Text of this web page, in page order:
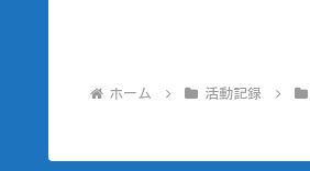
ホーム 活動記録